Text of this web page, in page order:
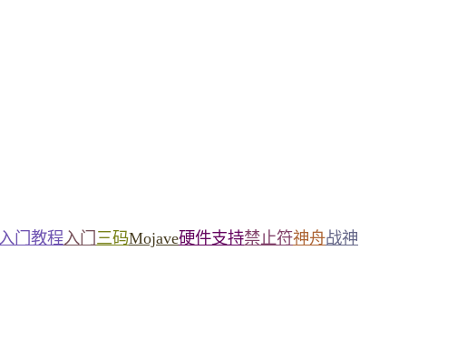
入门教程入门 三码Mojave硬件支持禁止符神舟战神